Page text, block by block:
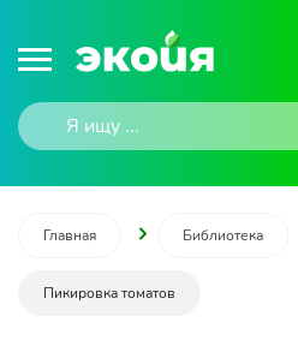
Главная Библиотека
Пикировка томатов